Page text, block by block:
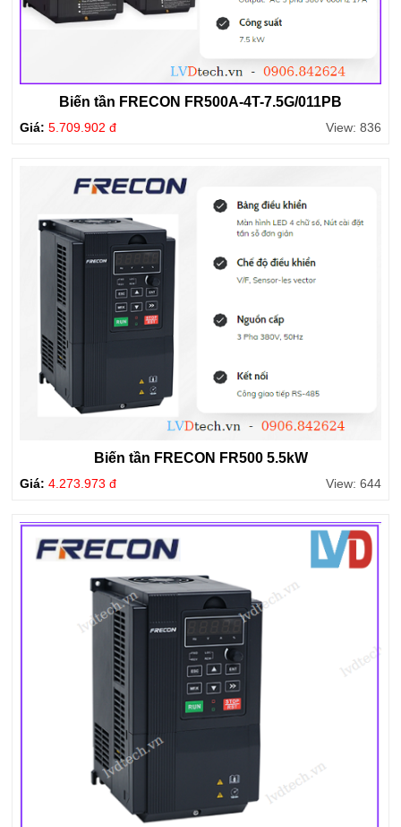
Biến tần FRECON FR500A-4T-7.5G/011PB
Giá: 5.709.902 đ View: 836
Biến tần FRECON FR500 5.5kW
Giá: 4.273.973 đ View: 644